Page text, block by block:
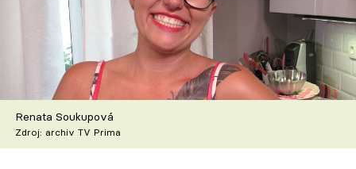
Články
TV Program
Škola vaření
Recepty z TV
Renata Soukupová
Zdroj: archiv TV Prima